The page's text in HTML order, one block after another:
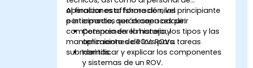
operaciones offshore de nivel principiante
e intermedio, que deseen adquirir
competencia en el manejo y
mantenimiento de ROVs para tareas
submarinas.
Al finalizar esta formación, los
participantes serán capaces de:
Comprender la historia, los tipos y las
aplicaciones de los ROVs.
Identificar y explicar los componentes
y sistemas de un ROV.